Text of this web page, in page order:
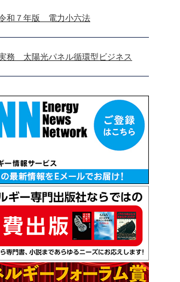
和７年版 電力小六法
務 太陽光パネル循環型ビジネス